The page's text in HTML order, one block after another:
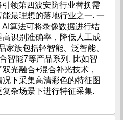
领第四波安防行业替换需
最理想的落地行业之一. 一
算法可将录像数据进行结
识别准确率，降低人工成
家族包括轻智能、泛智能、
智能7等产品系列. 比如智
光融合+混合补光技术，
下采集高清彩色的特征图
杂场景下进行特征采集.